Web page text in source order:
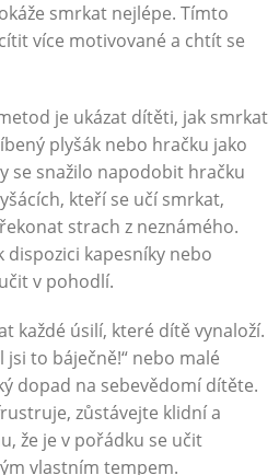
smrkat nejlépe. Tímto
více motivované a chtít se
je ukázat dítěti, jak smrkat
plyšák nebo hračku jako
se snažilo napodobit hračku
kteří se učí smrkat,
strach z neznámého.
dispozici kapesníky nebo
v pohodlí.
každé úsilí, které dítě vynaloží.
jsi to báječně!“ nebo malé
dopad na sebevědomí dítěte.
zůstávejte klidní a
že je v pořádku se učit
vlastním tempem.